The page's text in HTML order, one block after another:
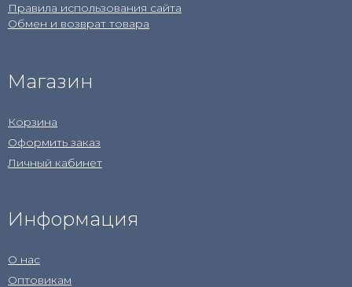
Правила использования сайта
Обмен и возврат товара
Магазин
Корзина
Оформить заказ
Личный кабинет
Информация
О нас
Оптовикам